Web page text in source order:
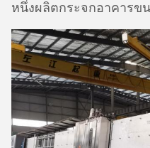
หนึ่งผลิตกระจกอาคารข